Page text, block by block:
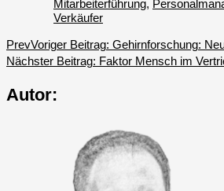
Mitarbeiterführung,
Verkäufer
PrevVoriger Beitrag: Gehirnforschung:
Nächster Beitrag: Faktor Mensch im
Autor: